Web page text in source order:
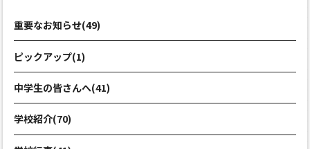
重要なお知らせ(49)
ピックアップ(1)
中学生の皆さんへ(41)
学校紹介(70)